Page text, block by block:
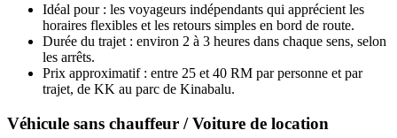
Idéal pour : les voyageurs indépendants qui apprécient les
horaires flexibles et les retours simples en bord de route.
Durée du trajet : environ 2 à 3 heures dans chaque sens, selon
les arrêts.
Prix approximatif : entre 25 et 40 RM par personne et par
trajet, de KK au parc de Kinabalu.
Véhicule sans chauffeur / Voiture de location